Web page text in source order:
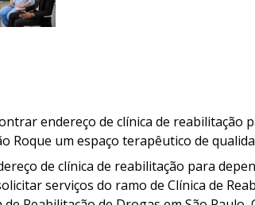
endereço de clínica de reabilitação
Roque um espaço terapêutico de
de clínica de reabilitação para
serviços do ramo de Clínica de